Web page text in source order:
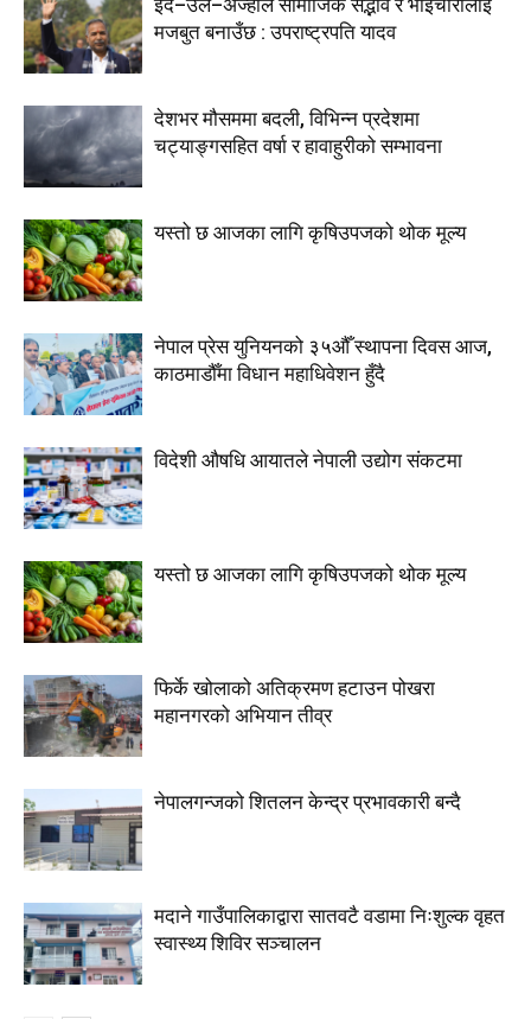
ईद–उल–अज्हाले सामाजिक सद्भाव र भाइचारालाई
मजबुत बनाउँछ : उपराष्ट्रपति यादव
देशभर मौसममा बदली, विभिन्न प्रदेशमा
चट्याङ्गसहित वर्षा र हावाहुरीको सम्भावना
यस्तो छ आजका लागि कृषिउपजको थोक मूल्य
नेपाल प्रेस युनियनको ३५औँ स्थापना दिवस आज,
काठमाडौँमा विधान महाधिवेशन हुँदै
विदेशी औषधि आयातले नेपाली उद्योग संकटमा
यस्तो छ आजका लागि कृषिउपजको थोक मूल्य
फिर्के खोलाको अतिक्रमण हटाउन पोखरा
महानगरको अभियान तीव्र
नेपालगन्जको शितलन केन्द्र प्रभावकारी बन्दै
मदाने गाउँपालिकाद्वारा सातवटै वडामा निःशुल्क वृहत
स्वास्थ्य शिविर सञ्चालन